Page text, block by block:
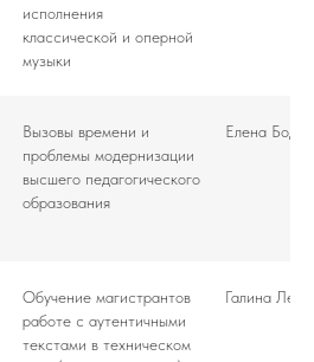
исполнения
классической и оперной
музыки
Вызовы времени и
проблемы модернизации
высшего педагогического
образования
Елена
Обучение магистрантов
работе с аутентичными
текстами в техническом
Галина